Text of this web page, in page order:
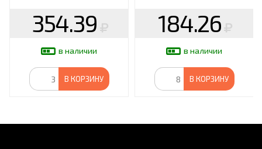
354.39
в наличии
В КОРЗИНУ
184.26
в наличии
В КОРЗИНУ